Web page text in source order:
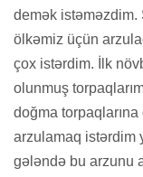
demək istəməzdim.
ölkəmiz üçün
çox istərdim. İlk
olunmuş
doğma torpaqlarına
arzulamaq istərdim
gələndə bu arzunu